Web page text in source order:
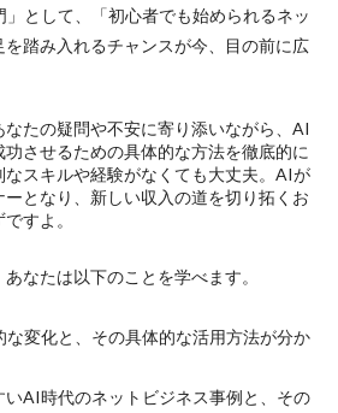
として、
「初心者でも始められるネッ
を踏み入れるチャンスが今、目の前に広
たの疑問や不安に寄り添いながら、AI
させるための具体的な方法を徹底的に
スキルや経験がなくても大丈夫。AIが
となり、新しい収入の道を切り拓くお
すよ。
なたは以下のことを学べます。
変化と、その具体的な活用方法が分か
AI時代のネットビジネス事例と、その